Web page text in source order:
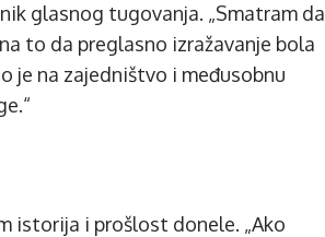
glasnog tugovanja. „Smatram da
to da preglasno izražavanje bola
je na zajedništvo i međusobnu
istorija i prošlost donele. „Ako